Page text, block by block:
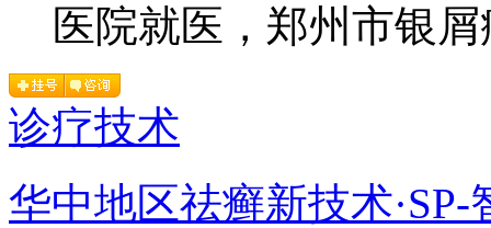
医院就医，郑州市银
诊疗技术
华中地区祛癣新技术·SP-